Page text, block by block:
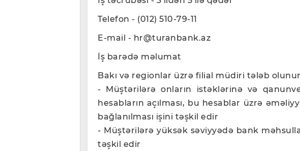
Telefon - (012) 510-79-11
E-mail - hr@turanbank.az
İş barədə məlumat
Bakı və regionlar üzrə filial müdiri tələb
- Müştərilərə onların istəklərinə və
hesabların açılması, bu hesablar üzrə
bağlanılması işini təşkil edir
- Müştərilərə yüksək səviyyədə bank
təşkil edir